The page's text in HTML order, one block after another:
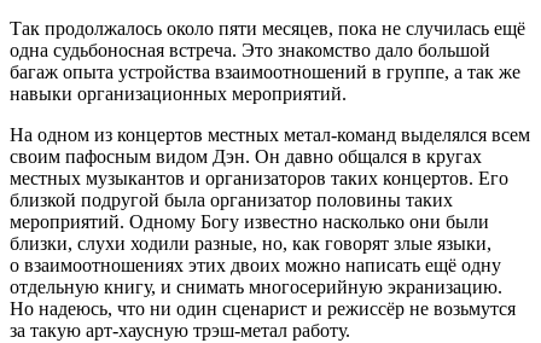
Так продолжалось около пяти месяцев, пока не случилась ещё
одна судьбоносная встреча. Это знакомство дало большой
багаж опыта устройства взаимоотношений в группе, а так же
навыки организационных мероприятий.
На одном из концертов местных метал-команд выделялся всем
своим пафосным видом Дэн. Он давно общался в кругах
местных музыкантов и организаторов таких концертов. Его
близкой подругой была организатор половины таких
мероприятий. Одному Богу известно насколько они были
близки, слухи ходили разные, но, как говорят злые языки,
о взаимоотношениях этих двоих можно написать ещё одну
отдельную книгу, и снимать многосерийную экранизацию.
Но надеюсь, что ни один сценарист и режиссёр не возьмутся
за такую арт-хаусную трэш-метал работу.